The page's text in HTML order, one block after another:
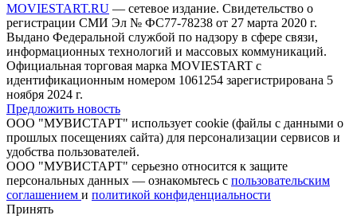
MOVIESTART.RU — сетевое издание. Свидетельство о
регистрации СМИ Эл № ФС77-78238 от 27 марта 2020 г.
Выдано Федеральной службой по надзору в сфере связи,
информационных технологий и массовых коммуникаций.
Официальная торговая марка MOVIESTART с
идентификационным номером 1061254 зарегистрирована 5
ноября 2024 г.
Предложить новость
ООО "МУВИСТАРТ" использует cookie (файлы с данными о
прошлых посещениях сайта) для персонализации сервисов и
удобства пользователей.
ООО "МУВИСТАРТ" серьезно относится к защите
персональных данных — ознакомьтесь с пользовательским
соглашением и политикой конфиденциальности
Принять